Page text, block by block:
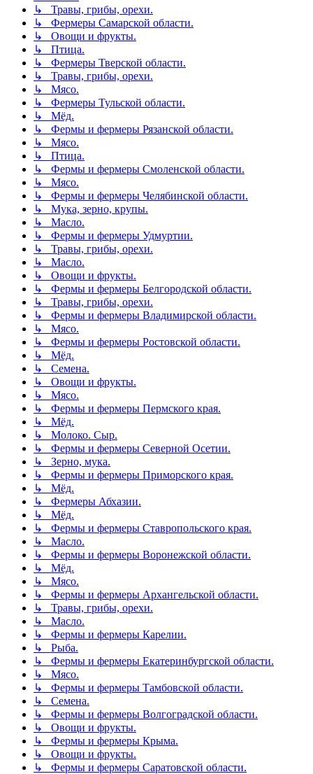
↳ Травы, грибы, орехи.
↳ Фермеры Самарской области.
↳ Овощи и фрукты.
↳ Птица.
↳ Фермеры Тверской области.
↳ Травы, грибы, орехи.
↳ Мясо.
↳ Фермеры Тульской области.
↳ Мёд.
↳ Фермы и фермеры Рязанской области.
↳ Мясо.
↳ Птица.
↳ Фермы и фермеры Смоленской области.
↳ Мясо.
↳ Фермы и фермеры Челябинской области.
↳ Мука, зерно, крупы.
↳ Масло.
↳ Фермы и фермеры Удмуртии.
↳ Травы, грибы, орехи.
↳ Масло.
↳ Овощи и фрукты.
↳ Фермы и фермеры Белгородской области.
↳ Травы, грибы, орехи.
↳ Фермы и фермеры Владимирской области.
↳ Мясо.
↳ Фермы и фермеры Ростовской области.
↳ Мёд.
↳ Семена.
↳ Овощи и фрукты.
↳ Мясо.
↳ Фермы и фермеры Пермского края.
↳ Мёд.
↳ Молоко. Сыр.
↳ Фермы и фермеры Северной Осетии.
↳ Зерно, мука.
↳ Фермы и фермеры Приморского края.
↳ Мёд.
↳ Фермеры Абхазии.
↳ Мёд.
↳ Фермы и фермеры Ставропольского края.
↳ Масло.
↳ Фермы и фермеры Воронежской области.
↳ Мёд.
↳ Мясо.
↳ Фермы и фермеры Архангельской области.
↳ Травы, грибы, орехи.
↳ Масло.
↳ Фермы и фермеры Карелии.
↳ Рыба.
↳ Фермы и фермеры Екатеринбургской области.
↳ Мясо.
↳ Фермы и фермеры Тамбовской области.
↳ Семена.
↳ Фермы и фермеры Волгоградской области.
↳ Овощи и фрукты.
↳ Фермы и фермеры Крыма.
↳ Овощи и фрукты.
↳ Фермы и фермеры Саратовской области.